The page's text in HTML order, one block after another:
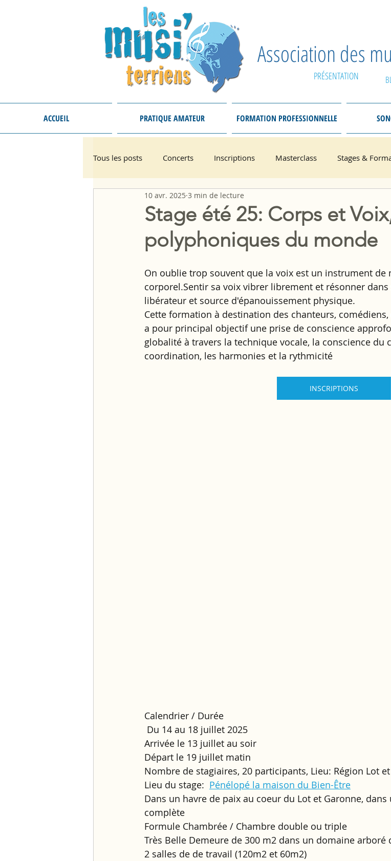
Association des
PRÉSENTATION
ACCUEIL PRATIQUE AMATEUR FORMATION PROFESSIONNELLE
Tous les posts Concerts Inscriptions Masterclass Stages &
Stage été 25: Corps et
polyphoniques du monde
10 avr. 2025 3 min de lecture
On oublie trop souvent que la voix est un instrument
corporel.Sentir sa voix vibrer librement et résonner
libérateur et source d'épanouissement physique.
Cette formation à destination des chanteurs,
a pour principal objectif une prise de conscience
globalité à travers la technique vocale, la conscience du
coordination, les harmonies et la rythmicité
INSCRIPTIONS
Calendrier / Durée
Du 14 au 18 juillet 2025
Arrivée le 13 juillet au soir
Départ le 19 juillet matin
Nombre de stagiaires, 20 participants, Lieu: Région Lot
Lieu du stage: Pénélopé la maison du Bien-Être
Dans un havre de paix au coeur du Lot et Garonne,
complète
Formule Chambrée / Chambre double ou triple
Très Belle Demeure de 300 m2 dans un domaine arboré
2 salles de de travail (120m2 et 60m2)